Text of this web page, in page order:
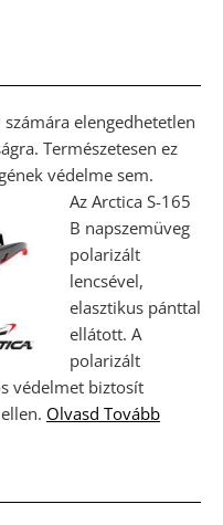
elengedhetetlen
Természetesen ez
védelme sem.
Az Arctica S-165
B napszemüveg
polarizált
lencsével,
elasztikus pánttal
ellátott. A
polarizált
védelmet biztosít
Olvasd Tovább